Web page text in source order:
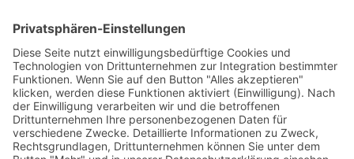
Öffnungszeiten
Versandpartner
Verfügbarkeiten
Zahlung und Versand
Datenschutz
Fernabsatz